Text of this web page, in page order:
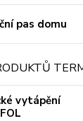
pas domu
vytápění